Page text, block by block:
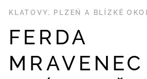
KLATOVY, PLZEŃ A BLÍZKÉ
FERDA